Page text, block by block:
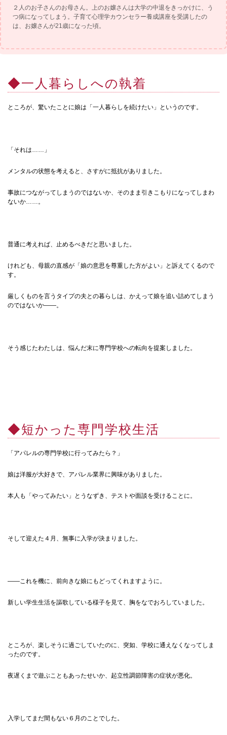
２人のお子さんのお母さん。上のお嬢さんは大学の中退をきっかけに、う
つ病になってしまう。子育て心理学カウンセラー養成講座を受講したの
は、お嬢さんが21歳になった頃。
◆一人暮らしへの執着
ところが、驚いたことに娘は「一人暮らしを続けたい」というのです。
「それは……」
メンタルの状態を考えると、さすがに抵抗がありました。
事故につながってしまうのではないか、そのまま引きこもりになってしまわ
ないか……。
普通に考えれば、止めるべきだと思いました。
けれども、母親の直感が「娘の意思を尊重した方がよい」と訴えてくるので
す。
厳しくものを言うタイプの夫との暮らしは、かえって娘を追い詰めてしまう
のではないか——。
そう感じたわたしは、悩んだ末に専門学校への転向を提案しました。
◆短かった専門学校生活
「アパレルの専門学校に行ってみたら？」
娘は洋服が大好きで、アパレル業界に興味がありました。
本人も「やってみたい」とうなずき、テストや面談を受けることに。
そして迎えた４月、無事に入学が決まりました。
——これを機に、前向きな娘にもどってくれますように。
新しい学生生活を謳歌している様子を見て、胸をなでおろしていました。
ところが、楽しそうに過ごしていたのに、突如、学校に通えなくなってしま
ったのです。
夜遅くまで遊ぶこともあったせいか、起立性調節障害の症状が悪化。
入学してまだ間もない６月のことでした。